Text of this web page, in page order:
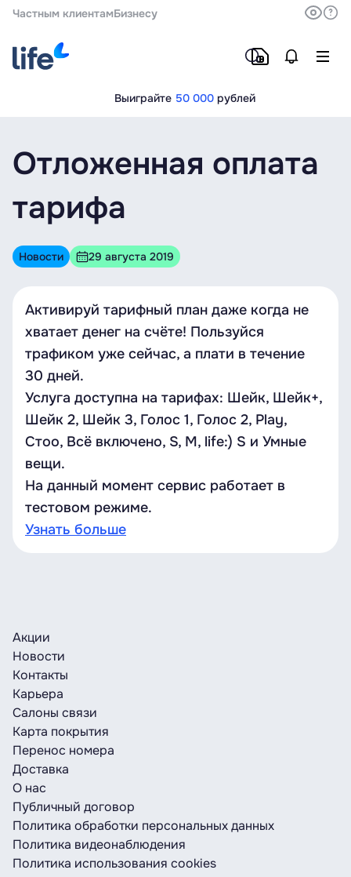
Частным клиентамБизнесу
Выиграйте 50 000 рублей
Отложенная оплата
тарифа
Новости 29 августа 2019
Активируй тарифный план даже когда не
хватает денег на счёте! Пользуйся
трафиком уже сейчас, а плати в течение
30 дней.
Услуга доступна на тарифах: Шейк, Шейк+,
Шейк 2, Шейк 3, Голос 1, Голос 2, Play,
Стоо, Всё включено, S, M, life:) S и Умные
вещи.
На данный момент сервис работает в
тестовом режиме.
Узнать больше
Акции
Новости
Контакты
Карьера
Салоны связи
Карта покрытия
Перенос номера
Доставка
О нас
Публичный договор
Политика обработки персональных данных
Политика видеонаблюдения
Политика использования cookies